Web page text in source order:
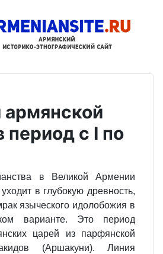
армянской
период с I по
в Великой Армении
в глубокую древность,
языческого идолобожия в
варианте. Это период
царей из парфянской
(Аршакуни). Линия